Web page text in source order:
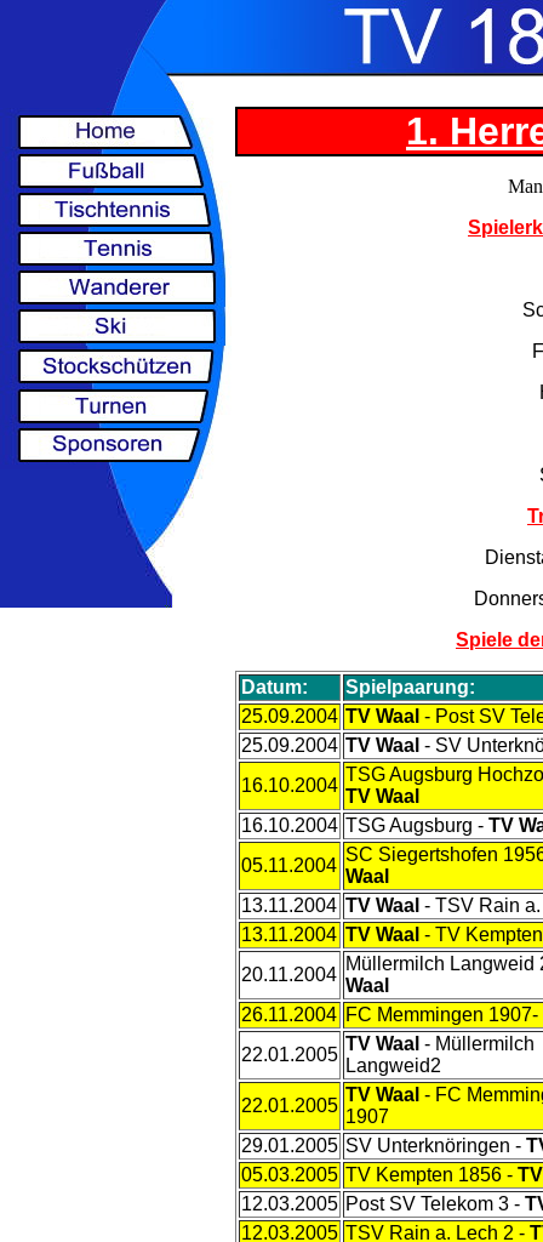
1.
Spiele
Datum:
Spielpaarung:
25.09.2004 TV Waal - Post SV
25.09.2004 TV Waal - SV
16.10.2004
TSG Augsburg
TV Waal
16.10.2004 TSG Augsburg - TV
05.11.2004
SC Siegertshofen
Waal
13.11.2004 TV Waal - TSV Rain
13.11.2004 TV Waal - TV
20.11.2004
Müllermilch Langweid
Waal
26.11.2004 FC Memmingen 1907-
22.01.2005
TV Waal - Müllermilch
Langweid2
22.01.2005
TV Waal - FC
1907
29.01.2005 SV Unterknöringen -
05.03.2005 TV Kempten 1856 -
12.03.2005 Post SV Telekom 3 -
12.03.2005 TSV Rain a. Lech 2 -